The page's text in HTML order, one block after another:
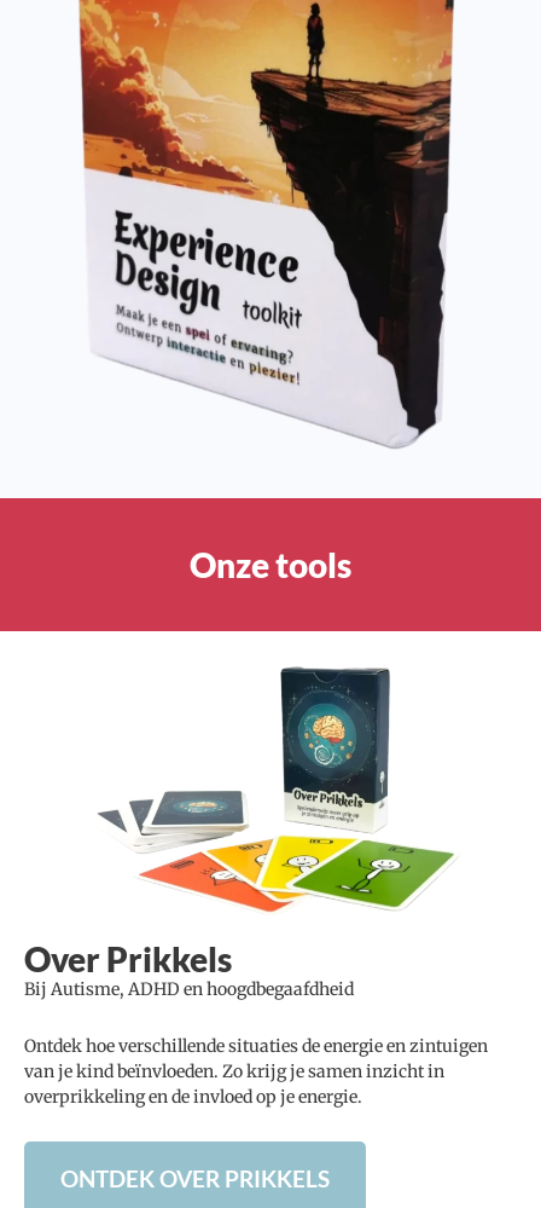
Onze tools
Over Prikkels
Bij Autisme, ADHD en hoogdbegaafdheid
Ontdek hoe verschillende situaties de energie en zintuigen
van je kind beïnvloeden. Zo krijg je samen inzicht in
overprikkeling en de invloed op je energie.
ONTDEK OVER PRIKKELS